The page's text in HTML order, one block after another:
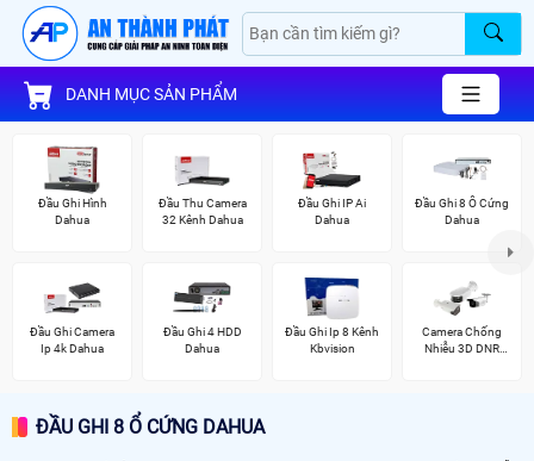
DANH MỤC SẢN PHẨM
Đầu Ghi Hình
Dahua
Đầu Thu Camera
32 Kênh Dahua
Đầu Ghi IP Ai
Dahua
Đầu Ghi 8 Ổ Cứng
Dahua
Đầu Ghi Camera
Ip 4k Dahua
Đầu Ghi 4 HDD
Dahua
Đầu Ghi Ip 8 Kênh
Kbvision
Camera Chống
Nhiễu 3D DNR
ĐẦU GHI 8 Ổ CỨNG DAHUA